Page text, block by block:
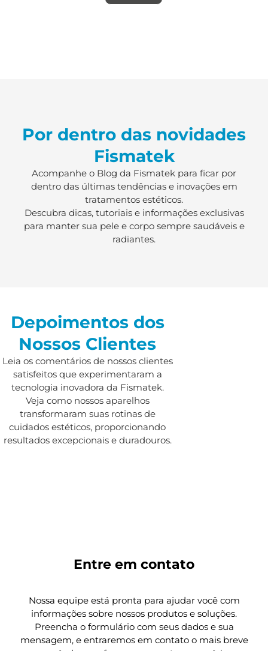
Por dentro das novidades
Fismatek
Acompanhe o Blog da Fismatek para ficar por
dentro das últimas tendências e inovações em
tratamentos estéticos.
Descubra dicas, tutoriais e informações exclusivas
para manter sua pele e corpo sempre saudáveis e
radiantes.
Depoimentos dos
Nossos Clientes
Leia os comentários de nossos clientes
satisfeitos que experimentaram a
tecnologia inovadora da Fismatek.
Veja como nossos aparelhos
transformaram suas rotinas de
cuidados estéticos, proporcionando
resultados excepcionais e duradouros.
Entre em contato
Nossa equipe está pronta para ajudar você com
informações sobre nossos produtos e soluções.
Preencha o formulário com seus dados e sua
mensagem, e entraremos em contato o mais breve